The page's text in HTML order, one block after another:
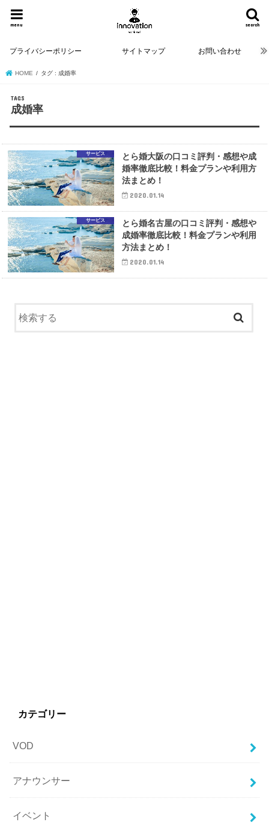
search
menu
プライバシーポリシー サイトマップ お問い合わせ
HOME タグ : 成婚率
成婚率
サービス
とら婚大阪の口コミ評判・感想や成
婚率徹底比較！料金プランや利用方
法まとめ！
2020.01.14
サービス
とら婚名古屋の口コミ評判・感想や
成婚率徹底比較！料金プランや利用
方法まとめ！
2020.01.14
カテゴリー
VOD
アナウンサー
イベント